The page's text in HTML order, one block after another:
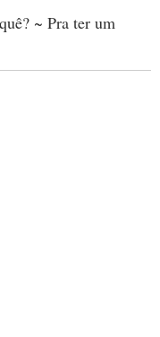
~ Pra ter um